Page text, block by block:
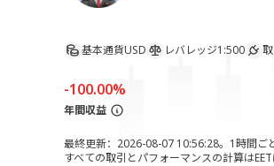
基本通貨USD レバレッジ1:500
-100.00%
年間収益
最終更新：2026-08-07 10:56:28。1時間ご
すべての取引とパフォーマンスの計算は